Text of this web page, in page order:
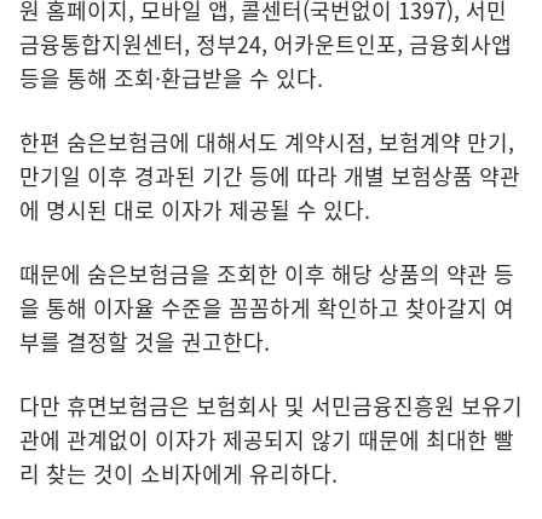
원 홈페이지, 모바일 앱, 콜센터(국번없이 1397), 서민
금융통합지원센터, 정부24, 어카운트인포, 금융회사앱
등을 통해 조회·환급받을 수 있다.
한편 숨은보험금에 대해서도 계약시점, 보험계약 만기,
만기일 이후 경과된 기간 등에 따라 개별 보험상품 약관
에 명시된 대로 이자가 제공될 수 있다.
때문에 숨은보험금을 조회한 이후 해당 상품의 약관 등
을 통해 이자율 수준을 꼼꼼하게 확인하고 찾아갈지 여
부를 결정할 것을 권고한다.
다만 휴면보험금은 보험회사 및 서민금융진흥원 보유기
관에 관계없이 이자가 제공되지 않기 때문에 최대한 빨
리 찾는 것이 소비자에게 유리하다.